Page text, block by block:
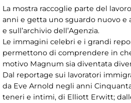
La mostra raccoglie parte del
anni e getta uno sguardo nuovo e
e sull’archivio dell’Agenzia.
Le immagini celebri e i grandi
permettono di comprendere in
motivo Magnum sia diventata
Dal reportage sui lavoratori
da Eve Arnold negli anni
teneri e intimi, di Elliott Erwitt;